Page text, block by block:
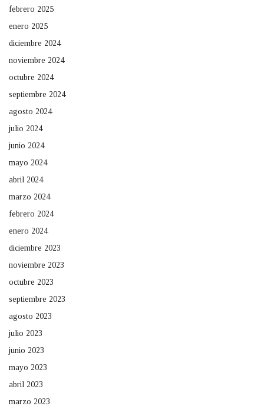
febrero 2025
enero 2025
diciembre 2024
noviembre 2024
octubre 2024
septiembre 2024
agosto 2024
julio 2024
junio 2024
mayo 2024
abril 2024
marzo 2024
febrero 2024
enero 2024
diciembre 2023
noviembre 2023
octubre 2023
septiembre 2023
agosto 2023
julio 2023
junio 2023
mayo 2023
abril 2023
marzo 2023